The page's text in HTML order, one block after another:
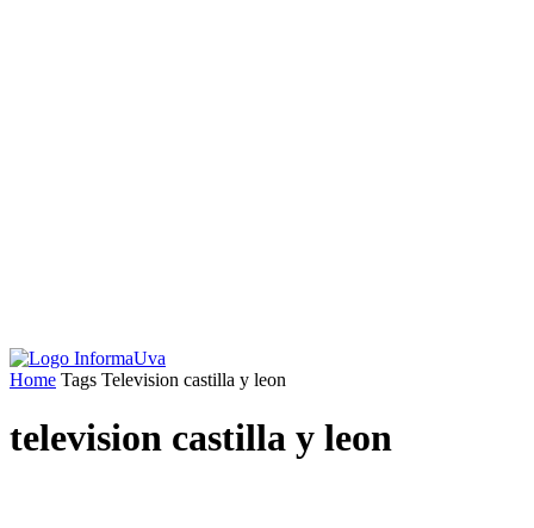
Home Tags Television castilla y leon
television castilla y leon